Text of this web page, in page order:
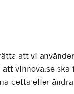
relevanta
samt djupgående
Därefter
att vi
vinnova.se ska
detta eller